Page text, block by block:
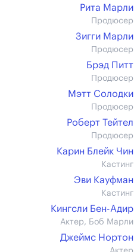
Рита Марли
Продюсер
Зигги Марли
Продюсер
Брэд Питт
Продюсер
Мэтт Солодки
Продюсер
Роберт Тейтел
Продюсер
Карин Блейк Чин
Кастинг
Эви Кауфман
Кастинг
Кингсли Бен-Адир
Актер, Боб Марли
Джеймс Нортон